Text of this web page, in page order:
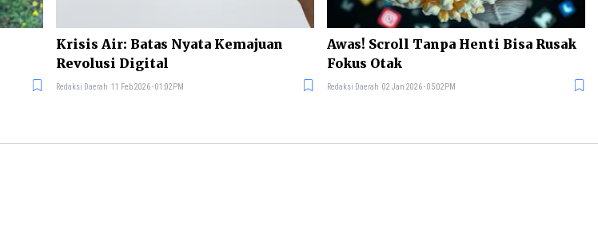
Krisis Air: Batas Nyata Kemajuan
Revolusi Digital
Redaksi Daerah 11 Feb 2026 - 01:02PM
Awas! Scroll Tanpa Henti Bisa Rusak
Fokus Otak
Redaksi Daerah 02 Jan 2026 - 05:02PM